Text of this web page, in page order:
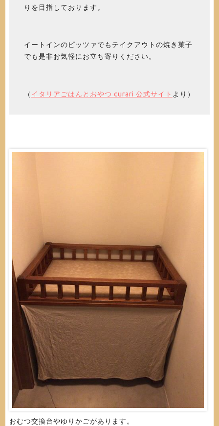
りを目指しております。
イートインのピッツァでもテイクアウトの焼き菓子
でも是非お気軽にお立ち寄りください。
（ イタリアごはんとおやつ curari 公式サイト より）
おむつ交換台やゆりかごがあります。